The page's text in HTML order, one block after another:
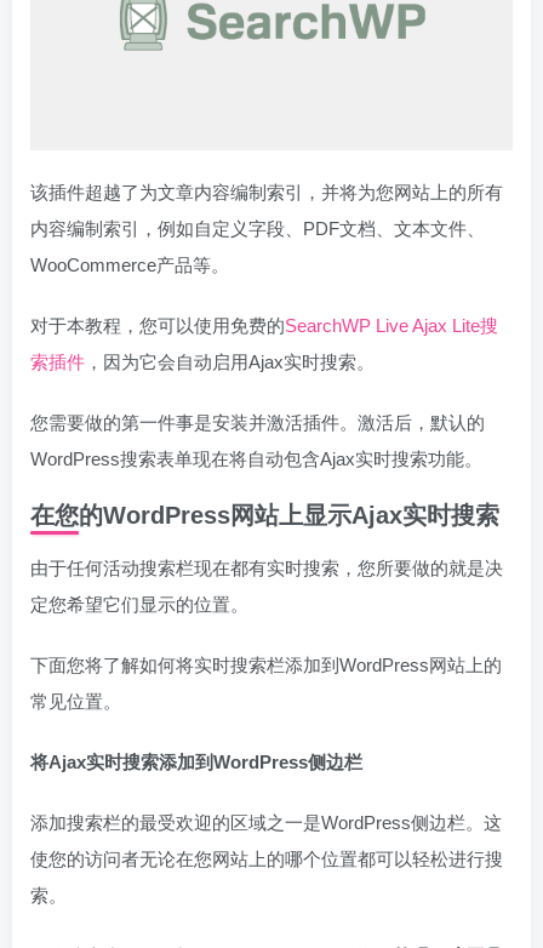
该插件超越了为文章内容编制索引，并将为您网站上的所有
内容编制索引，例如自定义字段、PDF文档、文本文件、
WooCommerce产品等。
对于本教程，您可以使用免费的SearchWP Live Ajax Lite搜
索插件 ，因为它会自动启用Ajax实时搜索。
您需要做的第一件事是安装并激活插件。激活后，默认的
WordPress搜索表单现在将自动包含Ajax实时搜索功能。
在您的WordPress网站上显示Ajax实时搜索
由于任何活动搜索栏现在都有实时搜索，您所要做的就是决
定您希望它们显示的位置。
下面您将了解如何将实时搜索栏添加到WordPress网站上的
常见位置。
将Ajax实时搜索添加到WordPress侧边栏
添加搜索栏的最受欢迎的区域之一是WordPress侧边栏。这
使您的访问者无论在您网站上的哪个位置都可以轻松进行搜
索。